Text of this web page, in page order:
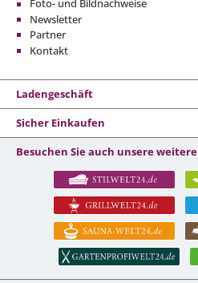
Foto- und Bildnachweise
Newsletter
Partner
Kontakt
Ladengeschäft
Sicher Einkaufen
Besuchen Sie auch unsere